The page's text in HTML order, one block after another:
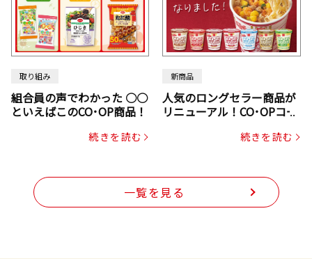
取り組み
組合員の声でわかった ○○
といえばこのCO･OP商品！
続きを読む
新商品
人気のロングセラー商品が
リニューアル！CO･OPコー
続きを読む
一覧を見る